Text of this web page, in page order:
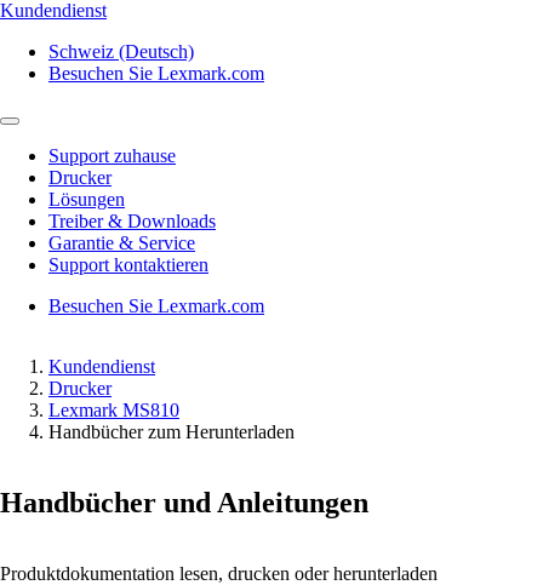
Kundendienst
Schweiz (Deutsch)
Besuchen Sie Lexmark.com
Support zuhause
Drucker
Lösungen
Treiber & Downloads
Garantie & Service
Support kontaktieren
Besuchen Sie Lexmark.com
Kundendienst
Drucker
Lexmark MS810
Handbücher zum Herunterladen
Handbücher und Anleitungen
Produktdokumentation lesen, drucken oder herunterladen